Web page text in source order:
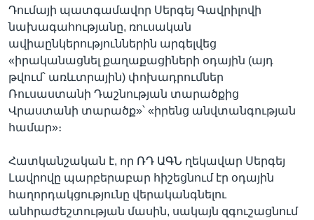
Դումայի պատգամավոր Սերգեյ Գավրիլովի
նախագահությանը, ռուսական
ավիաընկերություններին արգելվեց
«իրականացնել քաղաքացիների օդային (այդ
թվում՝ առևտրային) փոխադրումներ
Ռուսաստանի Դաշնության տարածքից
Վրաստանի տարածք»՝ «իրենց անվտանգության
համար»։
Հատկանշական է, որ ՌԴ ԱԳՆ ղեկավար Սերգեյ
Լավրովը պարբերաբար հիշեցնում էր օդային
հաղորդակցությունը վերականգնելու
անհրաժեշտության մասին, սակայն զգուշացնում